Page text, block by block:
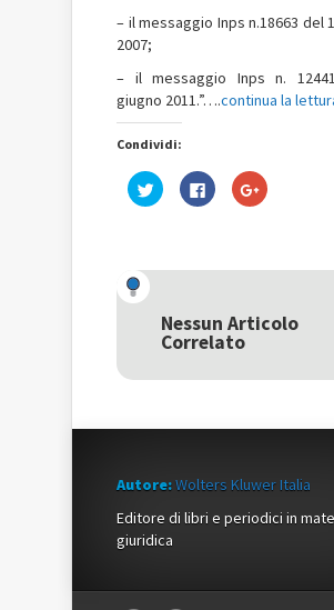
– il messaggio Inps n.18663 del
2007;
– il messaggio Inps n.
giugno 2011.”….continua la
Condividi:
Fai
clic
una
nuova
finestra)
Fai
clic
nuova
finestra)
Fai
clic
una
nuova
Nessun Articolo
Correlato
Autore:Wolters Kluwer Italia
Editore di libri e periodici in
giuridica